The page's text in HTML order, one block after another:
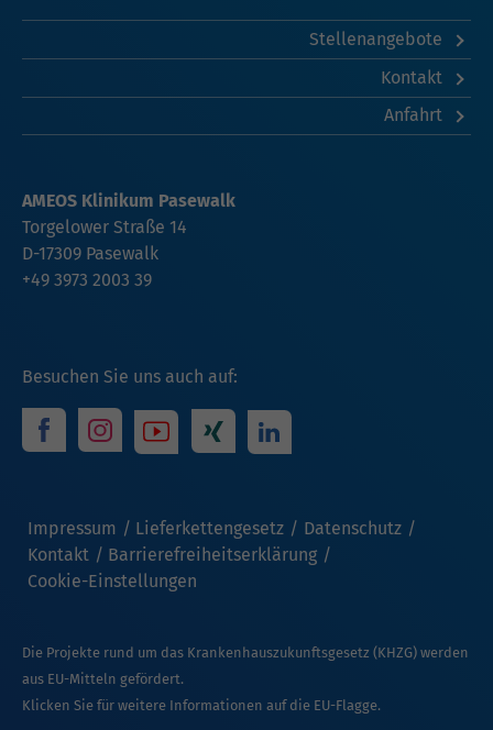
Stellenangebote
Kontakt
Anfahrt
Besuchen Sie uns auch auf:
Impressum Lieferkettengesetz
Datenschutz
Kontakt
Barrierefreiheitserklärung
Cookie-Einstellungen
AMEOS Klinikum Pasewalk
Torgelower Straße 14
D-17309 Pasewalk
+49 3973 2003 39
Die Projekte rund um das Krankenhauszukunftsgesetz (KHZG) werden
aus EU-Mitteln gefördert.
Klicken Sie für weitere Informationen auf die EU-Flagge.